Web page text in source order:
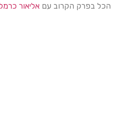
הכל בפרק הקרוב עם אליאור